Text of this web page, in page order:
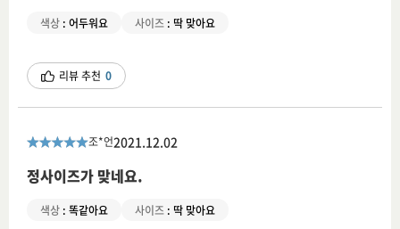
색상 : 어두워요 사이즈 : 딱 맞아요
리뷰 추천 0
조*언2021.12.02
정사이즈가 맞네요.
색상 : 똑같아요 사이즈 : 딱 맞아요